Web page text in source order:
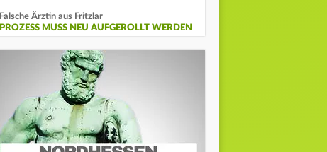
Falsche Ärztin aus Fritzlar
PROZESS MUSS NEU AUFGEROLLT WERDEN